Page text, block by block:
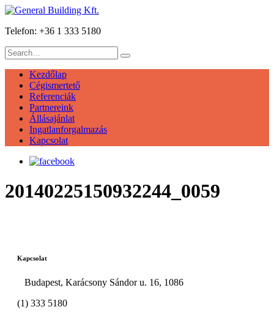
Telefon: +36 1 333 5180
Kezdőlap
Cégismertető
Referenciák
Partnereink
Állásajánlat
Ingatlanforgalmazás
Kapcsolat
20140225150932244_0059
Kapcsolat
Budapest, Karácsony Sándor u. 16, 1086
(1) 333 5180